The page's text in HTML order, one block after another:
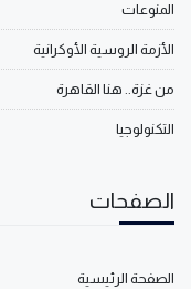
المنوعات
الأزمة الروسية الأوكرانية
من غزة.. هنا القاهرة
التكنولوجيا
الصفحات
الصفحة الرئيسية